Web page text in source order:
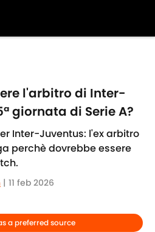
l'arbitro di Inter-
giornata di Serie A?
Inter-Juventus: l'ex arbitro
perchè dovrebbe essere
| 11 feb 2026
a preferred source